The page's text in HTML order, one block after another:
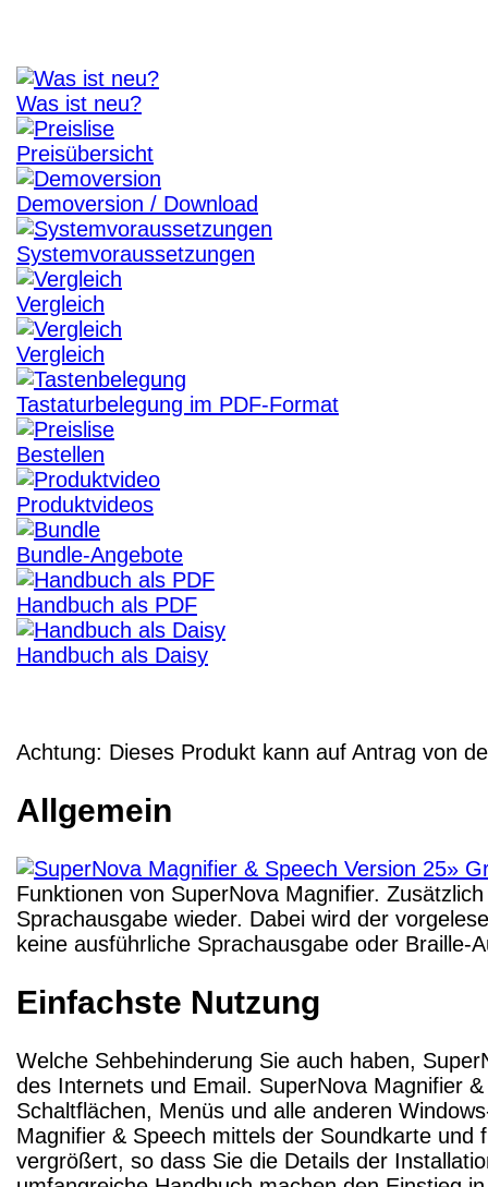
Was ist neu?
Preisübersicht
Demoversion / Download
Systemvoraussetzungen
Vergleich
Vergleich
Tastaturbelegung im PDF-Format
Bestellen
Produktvideos
Bundle-Angebote
Handbuch als PDF
Handbuch als Daisy
Achtung: Dieses Produkt kann auf Antrag von
Allgemein
Funktionen von SuperNova Magnifier.
Sprachausgabe wieder. Dabei wird der
keine ausführliche Sprachausgabe oder
Einfachste Nutzung
Welche Sehbehinderung Sie auch haben,
des Internets und Email. SuperNova Magnifier
Schaltflächen, Menüs und alle anderen
Magnifier & Speech mittels der Soundkarte
vergrößert, so dass Sie die Details der